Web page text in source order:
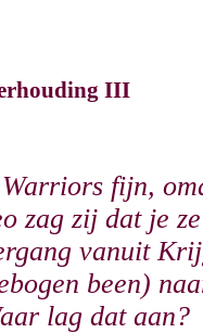
III
fijn,
zag zij dat je
vanuit
been)
lag dat aan?